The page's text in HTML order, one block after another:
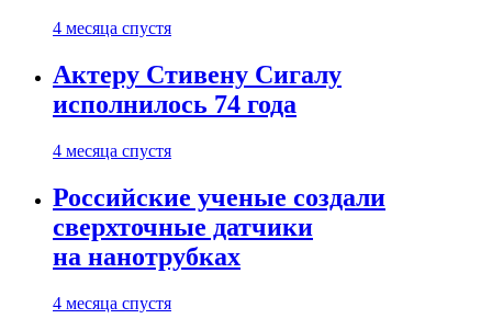
4 месяца спустя
Актеру Стивену Сигалу
исполнилось 74 года
4 месяца спустя
Российские ученые создали
сверхточные датчики
на нанотрубках
4 месяца спустя